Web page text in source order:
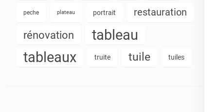
peche plateau portrait restauration
rénovation
tableau
tableaux
truite tuile tuiles